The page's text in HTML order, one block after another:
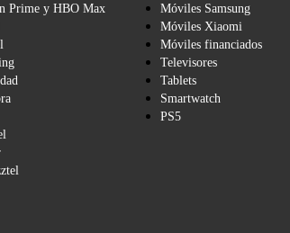
Prime y HBO Max
Móviles Samsung
Móviles Xiaomi
Móviles financiados
Televisores
Tablets
Smartwatch
PS5